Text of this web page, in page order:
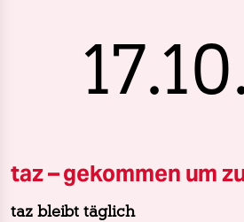
taz – gekommen um
taz bleibt täglich